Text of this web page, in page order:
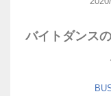
バイトダンス